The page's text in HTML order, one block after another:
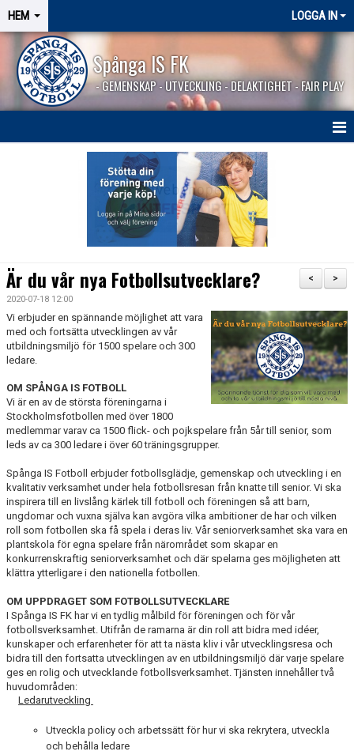
HEM LOGGA IN
Spånga IS FK
- GEMENSKAP - UTVECKLING - DELAKTIGHET - FAIR PLAY
>
<
Är du vår nya Fotbollsutvecklare?
2020-07-18 12:00
Vi erbjuder en spännande möjlighet att vara
med och fortsätta utvecklingen av vår
utbildningsmiljö för 1500 spelare och 300
ledare.
OM SPÅNGA IS FOTBOLL
Vi är en av de största föreningarna i
Stockholmsfotbollen med över 1800
medlemmar varav ca 1500 flick- och pojkspelare från 5år till senior, som
leds av ca 300 ledare i över 60 träningsgrupper.
Spånga IS Fotboll erbjuder fotbollsglädje, gemenskap och utveckling i en
kvalitativ verksamhet under hela fotbollsresan från knatte till senior. Vi ska
inspirera till en livslång kärlek till fotboll och föreningen så att barn,
ungdomar och vuxna själva kan avgöra vilka ambitioner de har och vilken
roll som fotbollen ska få spela i deras liv. Vår seniorverksamhet ska vara en
plantskola för egna spelare från närområdet som skapar en
konkurrenskraftig seniorverksamhet och där spelarna ges möjligheten att
klättra ytterligare i den nationella fotbollen.
OM UPPDRAGET SOM FOTBOLLSUTVECKLARE
I Spånga IS FK har vi en tydlig målbild för föreningen och för vår
fotbollsverksamhet. Utifrån de ramarna är din roll att bidra med idéer,
kunskaper och erfarenheter för att ta nästa kliv i vår utvecklingsresa och
bidra till den fortsatta utvecklingen av en utbildningsmiljö där varje spelare
ges en rolig och utvecklande fotbollsverksamhet. Tjänsten innehåller två
huvudområden:
Ledarutveckling
Utveckla policy och arbetssätt för hur vi ska rekrytera, utveckla
och behålla ledare